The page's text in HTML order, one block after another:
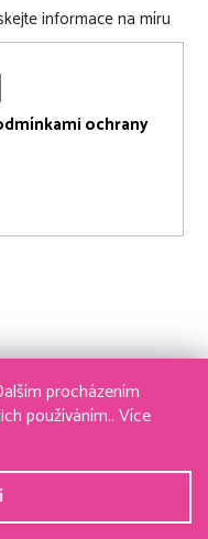
procházením
používáním.. Více
informace na míru
ochrany